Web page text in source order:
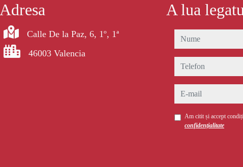
Adresa
Calle De la Paz, 6, 1º, 1ª
46003 Valencia
A lua
nume
telefon
e-mail
Am citit și accept
confidențialitate